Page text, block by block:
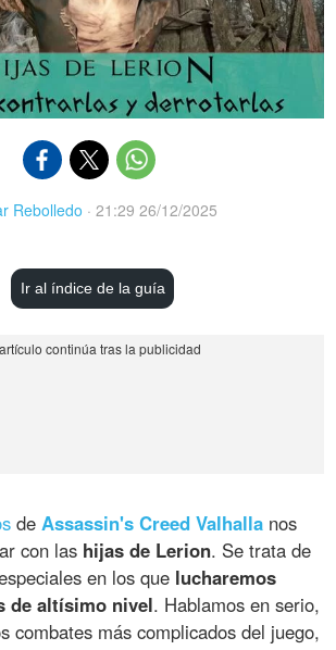
Rebolledo · 21:29 26/12/2025
Ir al índice de la guía
deAssassin's Creed Valhalla nos
con las hijas de Lerion. Se trata de
en los que lucharemos
de altísimo nivel. Hablamos en serio,
combates más complicados del juego,